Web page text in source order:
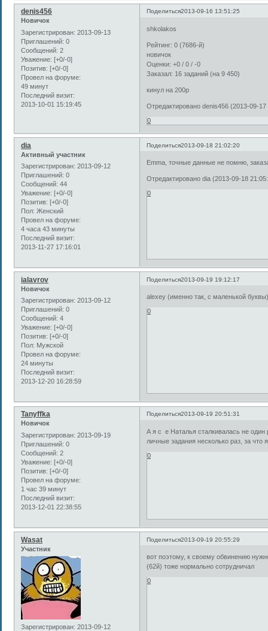
Поделиться2013-09-16 13:51:25
denis456
Новичок
Зарегистрирован: 2013-09-13
Приглашений: 0
Сообщений: 2
Уважение: [+0/-0]
Позитив: [+0/-0]
Провел на форуме:
49 минут
Последний визит:
2013-10-01 15:19:45
shkolakos
Рейтинг: 0 (7686-й)
новичок
Оценки: +0 / 0 / -0
Заказал: 16 заданий (на 9 450)
кинул на 200р
Отредактировано denis456 (2013-09-17
0
Поделиться2013-09-18 21:02:20
dia
Активный участник
Зарегистрирован: 2013-09-12
Приглашений: 0
Сообщений: 44
Уважение: [+0/-0]
Позитив: [+0/-0]
Пол: Женский
Провел на форуме:
4 часа 43 минуты
Последний визит:
2013-11-27 17:16:01
Emma, точные данные не помню,
Отредактировано dia (2013-09-18
0
Поделиться2013-09-19 19:12:17
ialavrov
Новичок
Зарегистрирован: 2013-09-12
Приглашений: 0
Сообщений: 4
Уважение: [+0/-0]
Позитив: [+0/-0]
Пол: Мужской
Провел на форуме:
24 минуты
Последний визит:
2013-12-20 16:28:59
alexey (именно так, с маленькой
0
Поделиться2013-09-19 20:51:31
Tanyffka
Новичок
Зарегистрирован: 2013-09-19
Приглашений: 0
Сообщений: 2
Уважение: [+0/-0]
Позитив: [+0/-0]
Провел на форуме:
1 час 39 минут
Последний визит:
2013-12-01 22:38:55
А я с е Наталья сталкивалась не
личные задания несколько раз, за что
0
Поделиться2013-09-19 20:55:29
Wasat
Участник
Зарегистрирован: 2013-09-12
вот поэтому, к своему обвинению
(62й) тоже нормально сотрудничал
0